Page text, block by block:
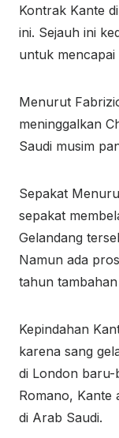
Kontrak Kante
ini. Sejauh ini
untuk
Menurut
meninggalkan
Saudi musim
Sepakat
sepakat
Gelandang
Namun ada
tahun tambahan
Kepindahan
karena sang
di London
Romano, Kante
di Arab Saudi.